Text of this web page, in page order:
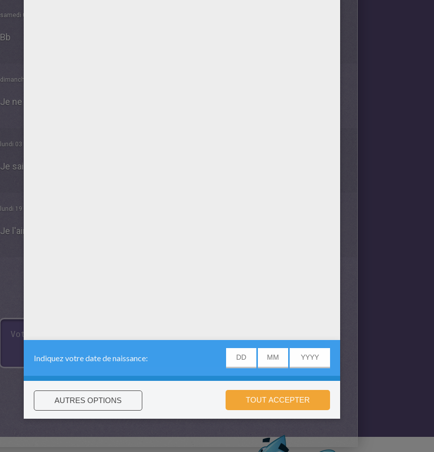
samedi 06 Juillet 2019 à 08h13
Bb
dimanche 20 Janvier 2019 à 13h45
Je ne connais pas Khumba!
lundi 03 Avril 2017 à 21h06
Je sais pas comment joué ?
lundi 19 Mai 2014 à 12h43
Je l'aime bien ce site